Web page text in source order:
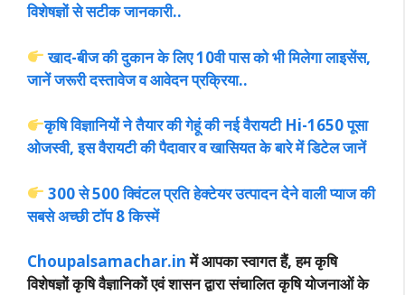
विशेषज्ञों से सटीक जानकारी..
खाद-बीज की दुकान के लिए 10वी पास को भी मिलेगा लाइसेंस,
जानें जरूरी दस्तावेज व आवेदन प्रक्रिया..
कृषि विज्ञानियों ने तैयार की गेहूं की नई वैरायटी Hi-1650 पूसा
ओजस्वी, इस वैरायटी की पैदावार व खासियत के बारे में डिटेल जानें
300 से 500 क्विंटल प्रति हेक्टेयर उत्पादन देने वाली प्याज की
सबसे अच्छी टॉप 8 किस्में
Choupalsamachar.inमें आपका स्वागत हैं, हम कृषि
विशेषज्ञों कृषि वैज्ञानिकों एवं शासन द्वारा संचालित कृषि योजनाओं के